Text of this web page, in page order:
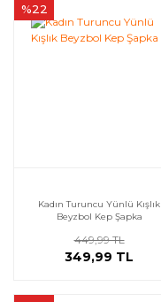
%22
Kadın Turuncu Yünlü Kışlık
Beyzbol Kep Şapka
449,99 TL
349,99 TL